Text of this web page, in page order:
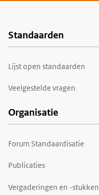
Voet
Standaarden
Lijst open standaarden
Veelgestelde vragen
Organisatie
Forum Standaardisatie
Publicaties
Vergaderingen en -stukken